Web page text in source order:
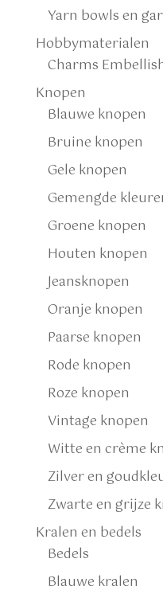
Yarn bowls en
Hobbymaterialen
Charms
Knopen
Blauwe knopen
Bruine knopen
Gele knopen
Gemengde
Groene knopen
Houten knopen
Jeansknopen
Oranje knopen
Paarse knopen
Rode knopen
Roze knopen
Vintage knopen
Witte en crème
Zilver en
Zwarte en grijze
Kralen en bedels
Bedels
Blauwe kralen